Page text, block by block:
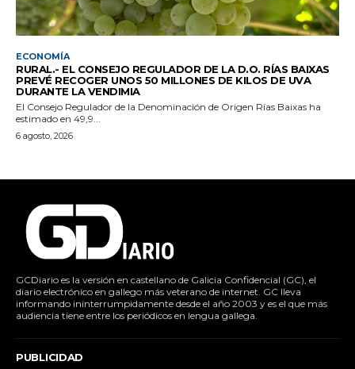
ECONOMÍA
RURAL.- EL CONSEJO REGULADOR DE LA D.O. RÍAS BAIXAS
PREVÉ RECOGER UNOS 50 MILLONES DE KILOS DE UVA
DURANTE LA VENDIMIA
El Consejo Regulador de la Denominación de Origen Rías Baixas ha
estimado en 49,9...
6 agosto, 2026
GCDiario es la versión en castellano de Galicia Confidencial (GC), el
diario electrónico en gallego más veterano de internet. GC lleva
informando ininterrumpidamente desde el año 2003 y es el que más
audiencia tiene entre los periódicos en lengua gallega.
PUBLICIDAD